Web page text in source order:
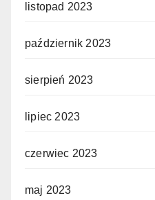
listopad 2023
październik 2023
sierpień 2023
lipiec 2023
czerwiec 2023
maj 2023